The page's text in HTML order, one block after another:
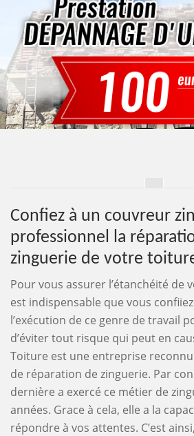
Confiez à un couvreur
professionnel la
zinguerie de votre
Pour vous assurer l’étanchéité de
est indispensable que vous
l’exécution de ce genre de travail
d’éviter tout risque qui peut en
Toiture est une entreprise
de réparation de zinguerie. Par
dernière a exercé ce métier de
années. Grace à cela, elle a la
répondre à vos attentes. C’est